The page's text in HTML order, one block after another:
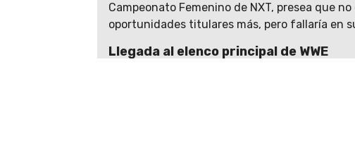
Campeonato Femenino de NXT, presea que
oportunidades titulares más, pero fallaría en
Llegada al elenco principal de WWE